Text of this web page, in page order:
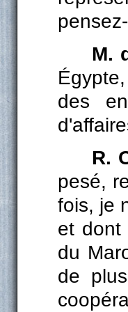
M.
des
R.
pesé,
fois, je
et dont
du
de